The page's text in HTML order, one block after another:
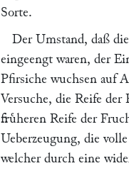
Sorte.
Der Umstand, daß
eingeengt waren, der
Pfirsiche wuchsen auf
Versuche, die Reife
fruͤheren Reife der
Ueberzeugung, die
welcher durch eine